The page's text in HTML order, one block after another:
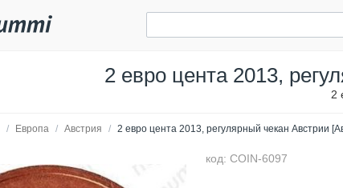
2 евро цента 2013,
2
/ Европа / Австрия / 2 евро цента 2013, регулярный чекан Австрии
код: COIN-6097